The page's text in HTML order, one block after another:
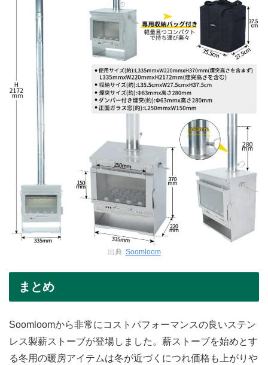
出典: Soomloom
まとめ
Soomloomから非常にコストパフォーマンスの良いステン
レス製薪ストーブが登場しました。薪ストーブを始めとす
る冬用の暖房アイテムは冬が近づくにつれ価格も上がりや